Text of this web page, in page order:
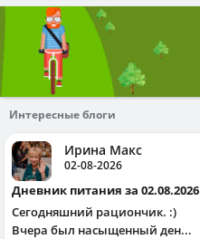
Интересные блоги
Ирина Макс
02-08-2026
Дневник питания за 02.08.2026
Сегодняшний рациончик. :)
Вчера был насыщенный ден...